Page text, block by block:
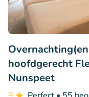
hoofdgerecht
Nunspeet